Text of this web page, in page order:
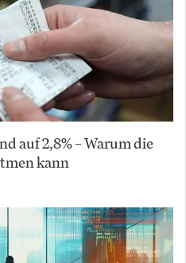
auf 2,8% – Warum die
kann